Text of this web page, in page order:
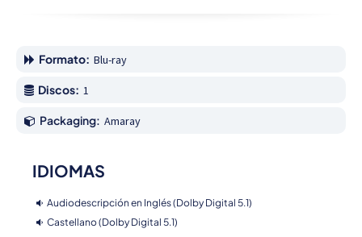
Formato: Blu-ray
Discos: 1
Packaging: Amaray
IDIOMAS
Audiodescripción en Inglés (Dolby Digital 5.1)
Castellano (Dolby Digital 5.1)